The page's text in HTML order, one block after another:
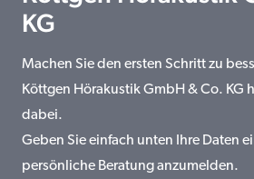
KG
Machen Sie den ersten Schritt zu
Köttgen Hörakustik GmbH & Co. KG
dabei.
Geben Sie einfach unten Ihre Daten
persönliche Beratung anzumelden.